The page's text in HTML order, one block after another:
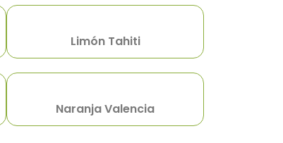
Limón Tahiti
Naranja Valencia